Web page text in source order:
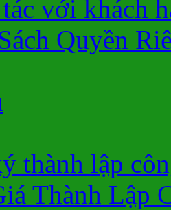
với khách
Quyền
thành lập
Thành Lập